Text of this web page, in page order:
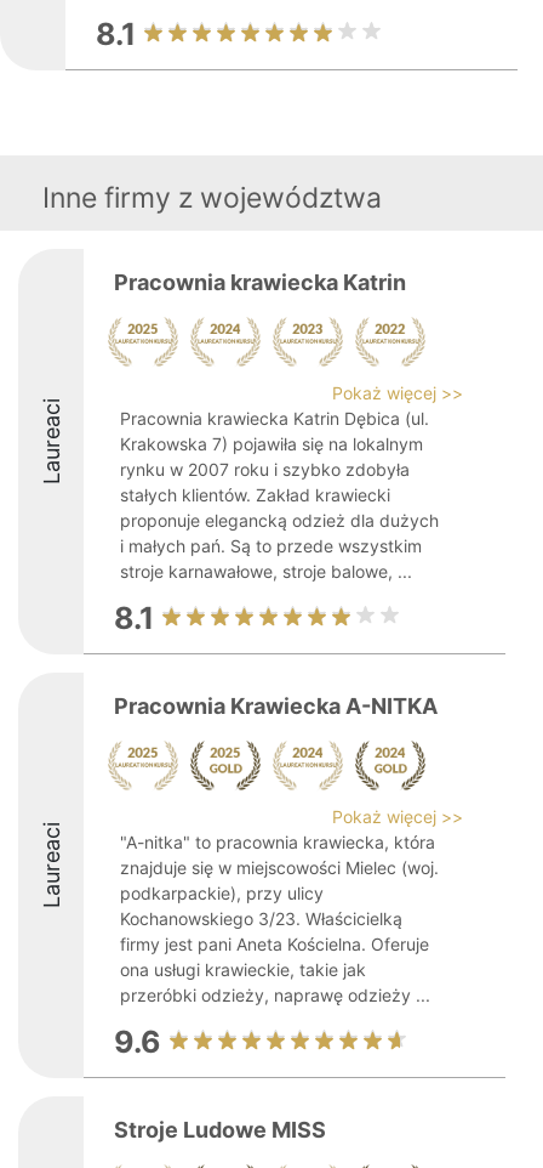
8.1
Inne firmy z województwa
Laureaci
Pracownia krawiecka Katrin
Pokaż więcej >>
Pracownia krawiecka Katrin Dębica (ul.
Krakowska 7) pojawiła się na lokalnym
rynku w 2007 roku i szybko zdobyła
stałych klientów. Zakład krawiecki
proponuje elegancką odzież dla dużych
i małych pań. Są to przede wszystkim
stroje karnawałowe, stroje balowe, ...
8.1
Laureaci
Pracownia Krawiecka A-NITKA
Pokaż więcej >>
"A-nitka" to pracownia krawiecka, która
znajduje się w miejscowości Mielec (woj.
podkarpackie), przy ulicy
Kochanowskiego 3/23. Właścicielką
firmy jest pani Aneta Kościelna. Oferuje
ona usługi krawieckie, takie jak
przeróbki odzieży, naprawę odzieży ...
9.6
Stroje Ludowe MISS